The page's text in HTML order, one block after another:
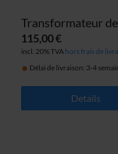
115,00 €
incl. 20% TVA hors frais de
Délai de livraison: 3-4
Details